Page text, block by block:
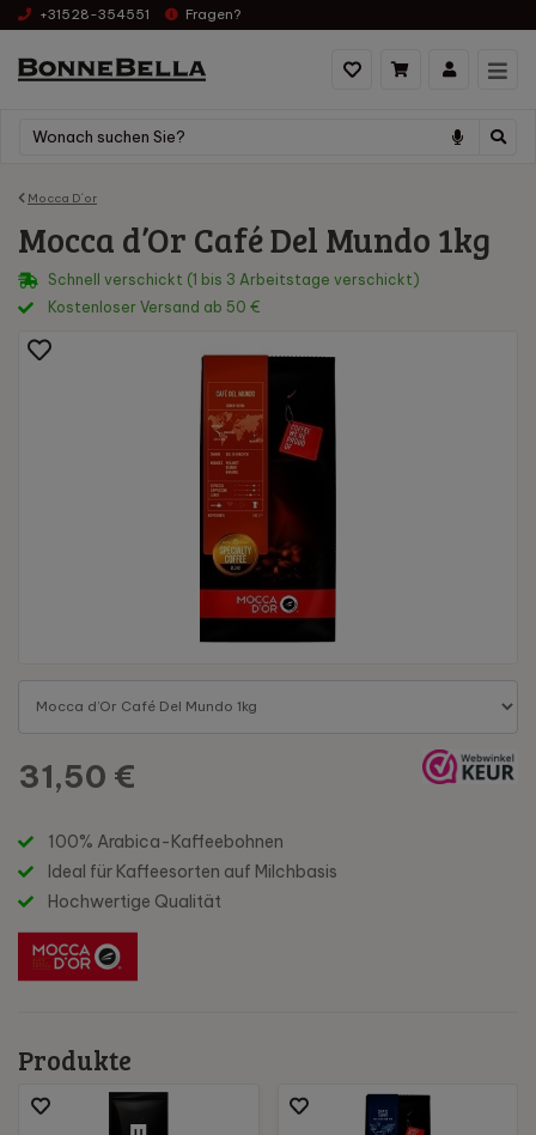
+31528-354551 Fragen?
Mocca D´or
Mocca d’Or Café Del Mundo 1kg
100% Arabica-Kaffeebohnen
Ideal für Kaffeesorten auf Milchbasis
Hochwertige Qualität
31,50 €
Schnell verschickt (1 bis 3 Arbeitstage verschickt)
Kostenloser Versand ab 50 €
Produkte